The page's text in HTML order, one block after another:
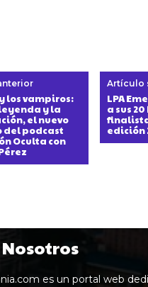
los vampiros:
y la
el nuevo
del podcast
Oculta con
Artículo
LPA
a sus
edición
es un portal web